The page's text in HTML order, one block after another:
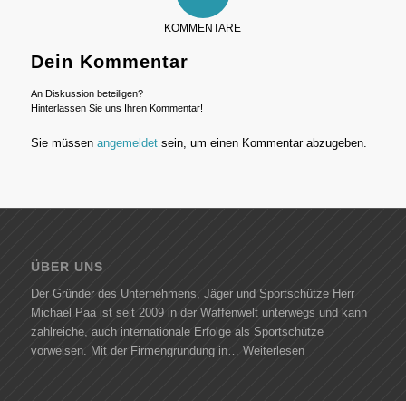
KOMMENTARE
Dein Kommentar
An Diskussion beteiligen?
Hinterlassen Sie uns Ihren Kommentar!
Sie müssen angemeldetsein, um einen Kommentar abzugeben.
ÜBER UNS
Der Gründer des Unternehmens, Jäger und Sportschütze Herr
Michael Paa ist seit 2009 in der Waffenwelt unterwegs und kann
zahlreiche, auch internationale Erfolge als Sportschütze
vorweisen. Mit der Firmengründung in… Weiterlesen